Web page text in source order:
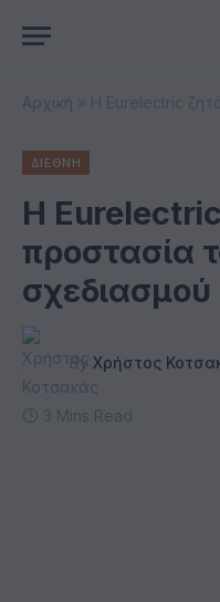
Αρχική
ΔΙΕΘΝΗ
Η
προστασία
σχεδιασμού
By Χρήστος
3 Mins Read